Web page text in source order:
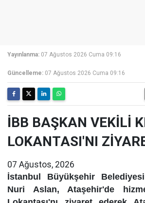
Yayınlanma: 07 Ağustos 2026 Cuma 09:16
Güncelleme: 07 Ağustos 2026 Cuma 09:16
İBB BAŞKAN VEKİLİ
LOKANTASI'NI
07 Ağustos, 2026
İstanbul Büyükşehir
Nuri Aslan, Ataşehir'de